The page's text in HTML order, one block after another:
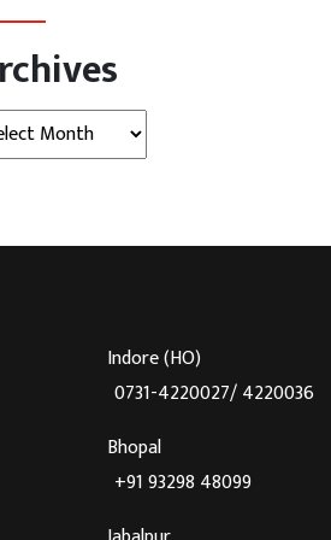
Indore (HO)
0731-4220027/ 4220036
Bhopal
+91 93298 48099